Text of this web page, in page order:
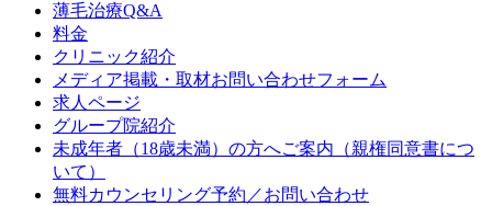
薄毛治療Q&A
料金
クリニック紹介
メディア掲載・取材お問い合わせフォーム
求人ページ
グループ院紹介
未成年者（18歳未満）の方へご案内（親権同意書につ
いて）
無料カウンセリング予約／お問い合わせ